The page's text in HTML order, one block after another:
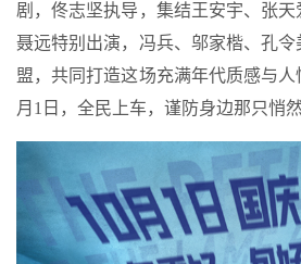
剧，佟志坚执导，集结王安宇、张天
聂远特别出演，冯兵、邬家楷、孔
盟，共同打造这场充满年代质感与
月1日，全民上车，谨防身边那只悄